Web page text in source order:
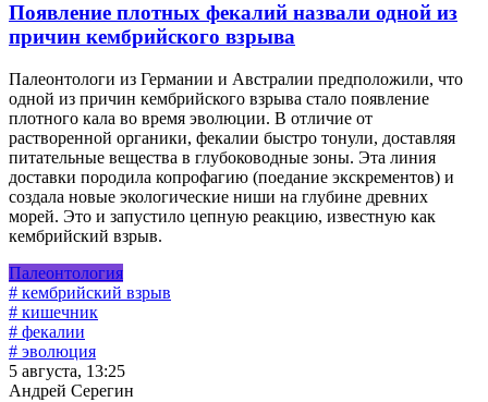
Появление плотных фекалий назвали одной из
причин кембрийского взрыва
Палеонтологи из Германии и Австралии предположили, что
одной из причин кембрийского взрыва стало появление
плотного кала во время эволюции. В отличие от
растворенной органики, фекалии быстро тонули, доставляя
питательные вещества в глубоководные зоны. Эта линия
доставки породила копрофагию (поедание экскрементов) и
создала новые экологические ниши на глубине древних
морей. Это и запустило цепную реакцию, известную как
кембрийский взрыв.
Палеонтология
# кембрийский взрыв
# кишечник
# фекалии
# эволюция
5 августа, 13:25
Андрей Серегин